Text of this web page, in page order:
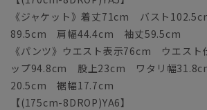
《ジャケット》着丈71cm バスト
89.5cm 肩幅44.4cm 袖丈59.5cm
《パンツ》ウエスト表示76cm ウエス
ップ94.8cm 股上23cm ワタリ幅
20.5cm 裾幅17.7cm
【(175cm-8DROP)YA6】